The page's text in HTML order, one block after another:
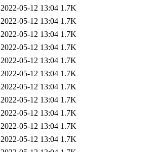
2022-05-12 13:04 1.7K
2022-05-12 13:04 1.7K
2022-05-12 13:04 1.7K
2022-05-12 13:04 1.7K
2022-05-12 13:04 1.7K
2022-05-12 13:04 1.7K
2022-05-12 13:04 1.7K
2022-05-12 13:04 1.7K
2022-05-12 13:04 1.7K
2022-05-12 13:04 1.7K
2022-05-12 13:04 1.7K